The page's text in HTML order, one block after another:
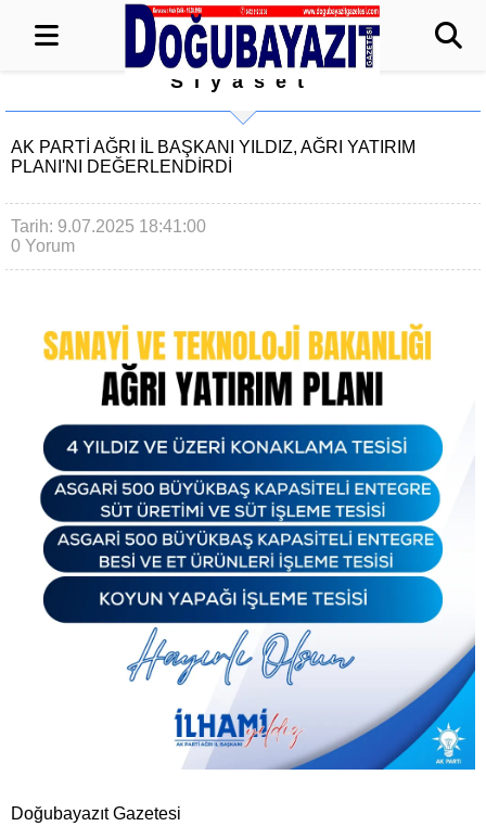
Siyaset
AK PARTI AĞRI İL BAŞKANI YILDIZ, AĞRI YATIRIM
PLANI'NI DEĞERLENDIRDI
Tarih: 9.07.2025 18:41:00
0 Yorum
Doğubayazıt Gazetesi